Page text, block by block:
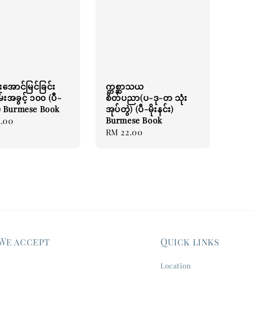
အောင်မြင်ခြင်း
အခွင့် ၁၀၀ (ပီ-
Burmese Book
က္ကစ္ဆာသယ
စိတ်ပညာ(ပ-ဒု-တ သုံး
အုပ်တွဲ) (ပီ-မိုးနင်း)
Burmese Book
Regular
RM 22.00
accept Quick links
Location